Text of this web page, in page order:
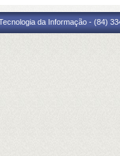
da Informação - (84)